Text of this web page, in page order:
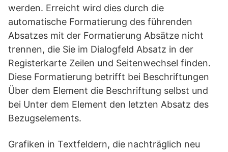
werden. Erreicht wird dies durch die
automatische Formatierung des führenden
Absatzes mit der Formatierung Absätze nicht
trennen, die Sie im Dialogfeld Absatz in der
Registerkarte Zeilen und Seitenwechsel finden.
Diese Formatierung betrifft bei Beschriftungen
Über dem Element die Beschriftung selbst und
bei Unter dem Element den letzten Absatz des
Bezugselements.
Grafiken in Textfeldern, die nachträglich neu